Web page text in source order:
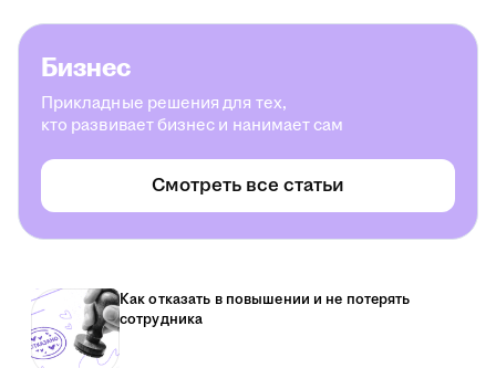
Бизнес
Прикладные решения для тех,
кто развивает бизнес и нанимает сам
Смотреть все статьи
Как отказать в повышении и не потерять
сотрудника